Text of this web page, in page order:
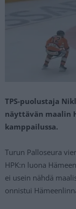
TPS-puolustaja
näyttävän maalin
kamppailussa.
Turun Palloseura
HPK:n luona
ei usein nähdä
onnistui